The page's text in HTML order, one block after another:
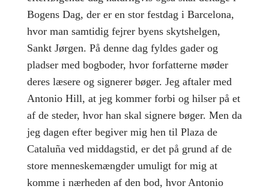
Bogens Dag, der er en stor festdag i Barcelona,
hvor man samtidig fejrer byens skytshelgen,
Sankt Jørgen. På denne dag fyldes gader og
pladser med bogboder, hvor forfatterne møder
deres læsere og signerer bøger. Jeg aftaler med
Antonio Hill, at jeg kommer forbi og hilser på et
af de steder, hvor han skal signere bøger. Men da
jeg dagen efter begiver mig hen til Plaza de
Cataluña ved middagstid, er det på grund af de
store menneskemængder umuligt for mig at
komme i nærheden af den bod, hvor Antonio